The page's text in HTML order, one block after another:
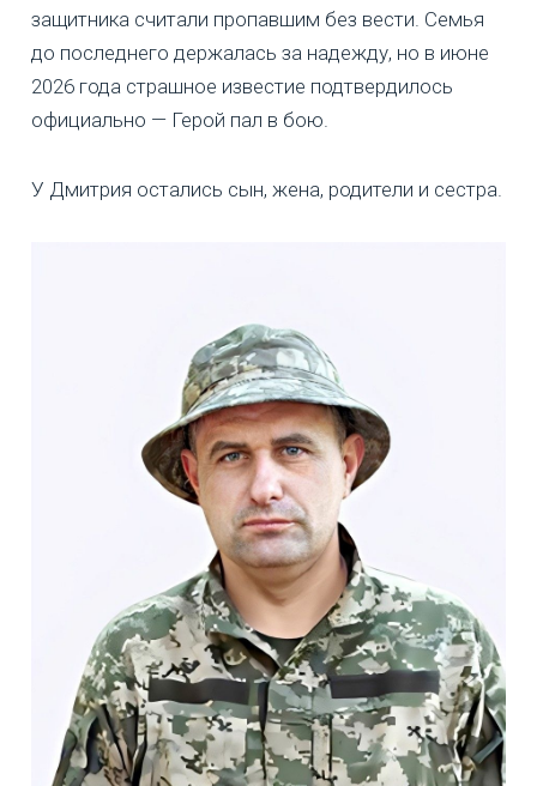
защитника считали пропавшим без вести. Семья
до последнего держалась за надежду, но в июне
2026 года страшное известие подтвердилось
официально — Герой пал в бою.
У Дмитрия остались сын, жена, родители и сестра.